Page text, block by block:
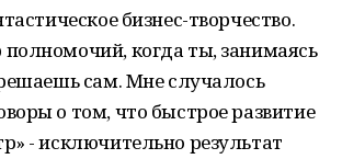
бизнес-творчество.
когда ты, занимаясь
сам. Мне случалось
о том, что быстрое развитие
- исключительно результат